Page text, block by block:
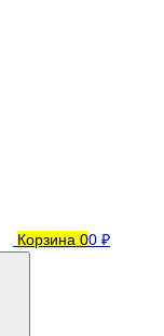
Корзина 00 ₽